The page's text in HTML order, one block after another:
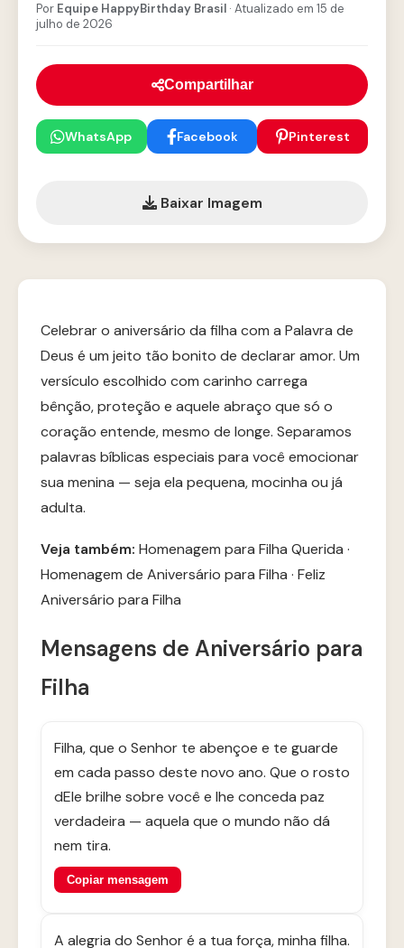
Por Equipe HappyBirthday Brasil · Atualizado em 15 de
julho de 2026
Compartilhar
WhatsApp Facebook Pinterest
Baixar Imagem
Celebrar o aniversário da filha com a Palavra de
Deus é um jeito tão bonito de declarar amor. Um
versículo escolhido com carinho carrega
bênção, proteção e aquele abraço que só o
coração entende, mesmo de longe. Separamos
palavras bíblicas especiais para você emocionar
sua menina — seja ela pequena, mocinha ou já
adulta.
Veja também: Homenagem para Filha Querida ·
Homenagem de Aniversário para Filha · Feliz
Aniversário para Filha
Mensagens de Aniversário para
Filha
Filha, que o Senhor te abençoe e te guarde
em cada passo deste novo ano. Que o rosto
dEle brilhe sobre você e lhe conceda paz
verdadeira — aquela que o mundo não dá
nem tira.
Copiar mensagem
A alegria do Senhor é a tua força, minha filha.